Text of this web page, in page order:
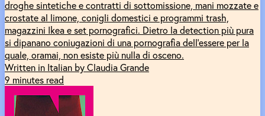
droghe sintetiche e contratti di sottomissione, mani mozzate e
crostate al limone, conigli domestici e programmi trash,
magazzini Ikea e set pornografici. Dietro la detection più pura
si dipanano coniugazioni di una pornografia dell’essere per la
quale, oramai, non esiste più nulla di osceno.
Written in Italian by Claudia Grande
9 minutes read